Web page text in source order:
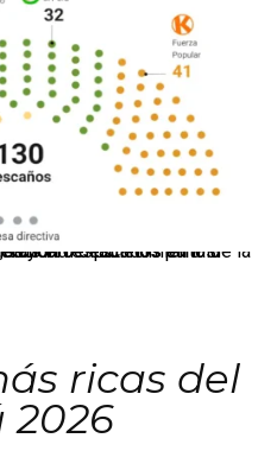
130 diputados en las Elecciones Generales 2026, tras el restablecimiento de la Bicameralidad.
ricas del
2026